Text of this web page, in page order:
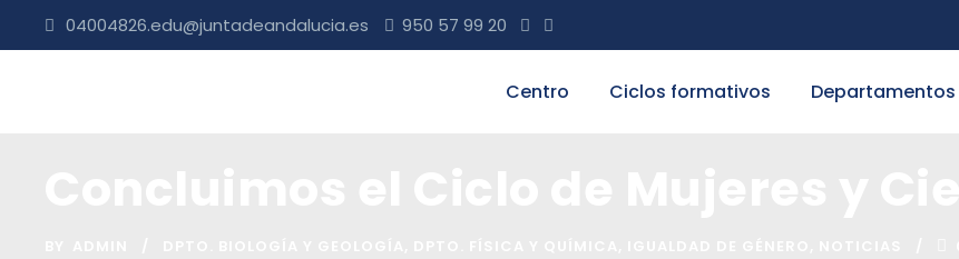
04004826.edu@juntadeandalucia.es 950 57 99 20
Centro Ciclos formativos Departamentos